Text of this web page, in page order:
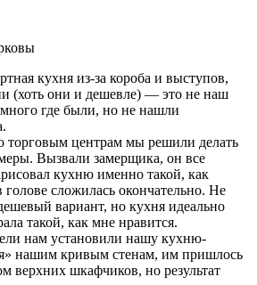
кухня из-за короба и выступов,
(хоть они и дешевле) — это не наш
где были, но не нашли
торговым центрам мы решили делать
Вызвали замерщика, он все
кухню именно такой, как
голове сложилась окончательно. Не
вариант, но кухня идеально
такой, как мне нравится.
нам установили нашу кухню-
нашим кривым стенам, им пришлось
верхних шкафчиков, но результат